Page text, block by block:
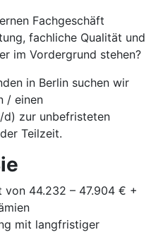
Fachgeschäft
fachliche Qualität und
im Vordergrund stehen?
in Berlin suchen wir
/ einen
zur unbefristeten
Teilzeit.
von 44.232 – 47.904 € +
mit langfristiger